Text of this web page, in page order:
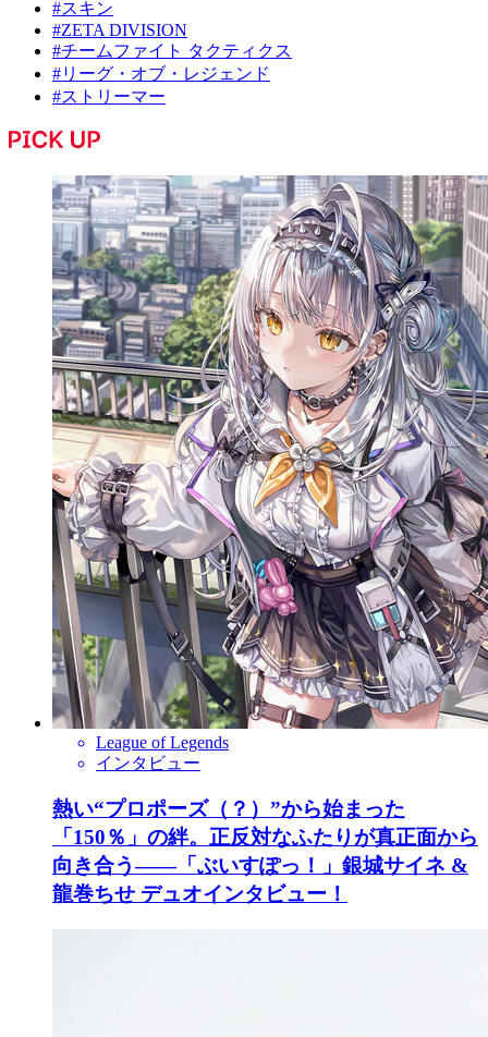
#スキン
#ZETA DIVISION
#チームファイト タクティクス
#リーグ・オブ・レジェンド
#ストリーマー
League of Legends
インタビュー
熱い“プロポーズ（？）”から始まった
「150％」の絆。正反対なふたりが真正面から
向き合う――「ぶいすぽっ！」銀城サイネ &
龍巻ちせ デュオインタビュー！